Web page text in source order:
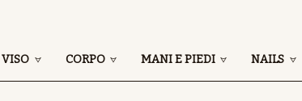
VISO CORPO MANI E PIEDI NAILS